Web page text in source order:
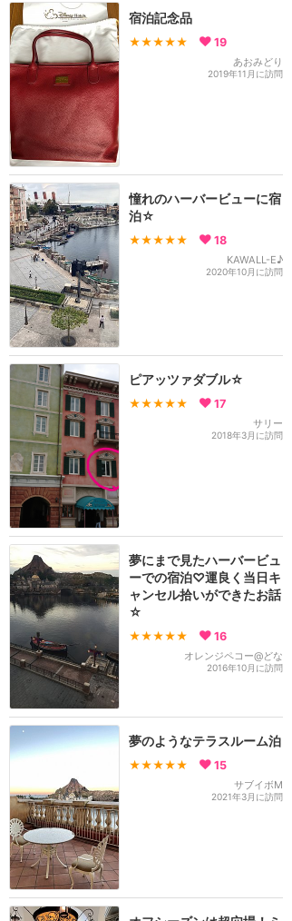
宿泊記念品
★★★★★ 19
あおみどり
2019年11月に訪問
憧れのハーバービューに宿
泊☆
★★★★★ 18
KAWALL-E♪
2020年10月に訪問
ピアッツァダブル☆
★★★★★ 17
サリー
2018年3月に訪問
夢にまで見たハーバービュ
ーでの宿泊♡運良く当日キ
ャンセル拾いができたお話
☆
★★★★★ 16
オレンジペコー@どな
2016年10月に訪問
夢のようなテラスルーム泊
★★★★★ 15
サブイボM
2021年3月に訪問